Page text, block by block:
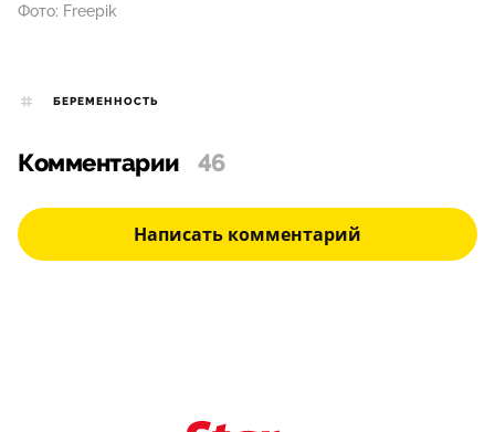
Фото: Freepik
БЕРЕМЕННОСТЬ
Комментарии 46
Написать комментарий